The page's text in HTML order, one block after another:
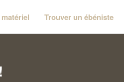
Trouver un ébéniste